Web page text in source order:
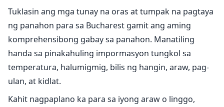
Tuklasin ang mga tunay na oras at tumpak na pagtaya
ng panahon para sa Bucharest gamit ang aming
komprehensibong gabay sa panahon. Manatiling
handa sa pinakahuling impormasyon tungkol sa
temperatura, halumigmig, bilis ng hangin, araw, pag-
ulan, at kidlat.
Kahit nagpaplano ka para sa iyong araw o linggo,